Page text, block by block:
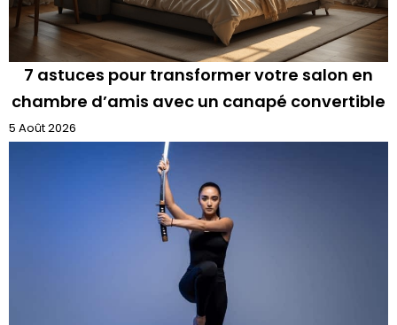
7 astuces pour transformer votre salon en
chambre d’amis avec un canapé convertible
5 Août 2026